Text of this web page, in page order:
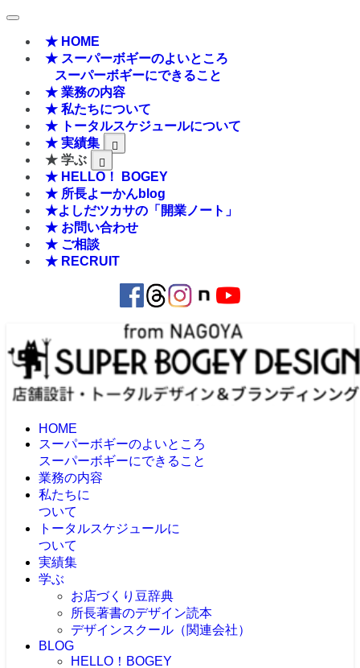
★ HOME
★ スーパーボギーのよいところ
スーパーボギーにできること
★ 業務の内容
★ 私たちについて
★ トータルスケジュールについて
★ 実績集
★ 学ぶ
★ HELLO！ BOGEY
★ 所長よーかんblog
★よしだツカサの「開業ノート」
★ お問い合わせ
★ ご相談
★ RECRUIT
HOME
スーパーボギーのよいところ
スーパーボギーにできること
業務の内容
私たちに
ついて
トータルスケジュールに
ついて
実績集
学ぶ
お店づくり豆辞典
所長著書のデザイン読本
デザインスクール（関連会社）
BLOG
HELLO！BOGEY